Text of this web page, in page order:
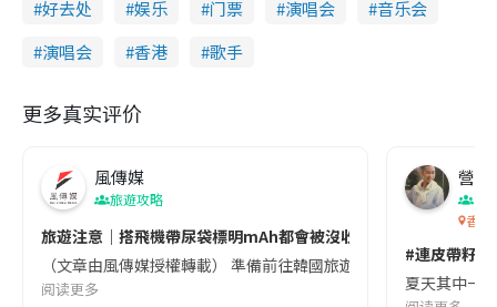
好去处 娱乐 门票 演唱会
音乐会
演唱会
香港 歌手
更多真实评价
風傳媒
旅遊攻略
旅遊注意｜搭飛機帶尿袋標明mAh都會被沒收😱出發前切記檢查
（文章由風傳媒授權轉載） 準備前往韓國旅遊的民眾，近期要
阅读更多
營養
香港
#連皮帶籽
夏天其中一